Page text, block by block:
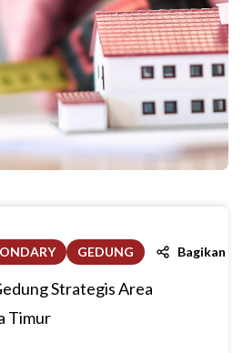
GEDUNG Bagikan
Strategis Area
Timur